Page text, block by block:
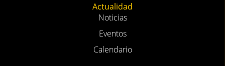
Actualidad
Noticias
Eventos
Calendario